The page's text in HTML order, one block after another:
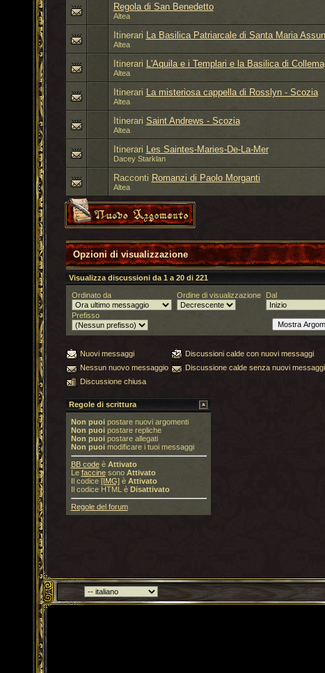
Regola di San Benedetto
Altea
Itinerari La Basilica Patriarcale di Santa Maria
Altea
Itinerari L'Aquila e i Templari e la Basilica di
Altea
Itinerari La misteriosa cappella di Rosslyn - Scozia
Altea
Itinerari Saint Andrews - Scozia
Altea
Itinerari Les Saintes-Maries-De-La-Mer
Dacey Starklan
Racconti Romanzi di Paolo Morganti
Altea
Opzioni di visualizzazione
Visualizza discussioni da 1 a 20 di 221
Ordinato da Ordine di visualizzazione Dal
Prefisso
Nuovi messaggi
Discussioni calde con nuovi messaggi
Nessun nuovo messaggio
Discussione calde senza nuovi messaggi
Discussione chiusa
Regole di scrittura
Non puoipostare nuovi argomenti
Non puoipostare repliche
Non puoipostare allegati
Non puoimodificare i tuoi messaggi
BB codeè Attivato
Le faccinesono Attivato
Il codice [IMG]è Attivato
Il codice HTML è Disattivato
Regole del forum